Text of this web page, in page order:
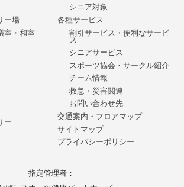
ー場
室・和室
ー
シニア対象
各種サービス
割引サービス・便利なサービ
ス
シニアサービス
スポーツ協会・サークル紹介
チーム情報
救急・災害関連
お問い合わせ先
交通案内・フロアマップ
サイトマップ
プライバシーポリシー
指定管理者：